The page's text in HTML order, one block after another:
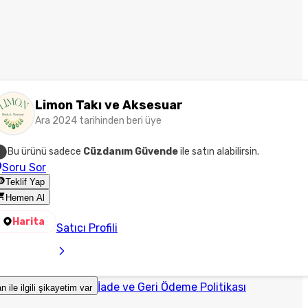
Limon Takı ve Aksesuar
Ara 2024 tarihinden beri üye
Bu ürünü sadece Cüzdanım Güvendeile satın alabilirsin.
Soru Sor
Teklif Yap
Hemen Al
Harita Satıcı Profili
ile ilgili şikayetim var İade ve Geri Ödeme Politikası